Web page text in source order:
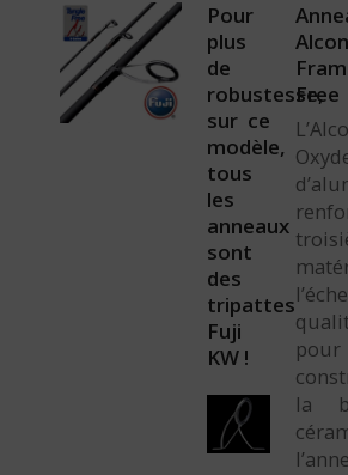
Pour
plus
de
robustesse,
sur ce
modèle,
tous
les
anneaux
sont
des
tripattes
Fuji
KW !
Free
la